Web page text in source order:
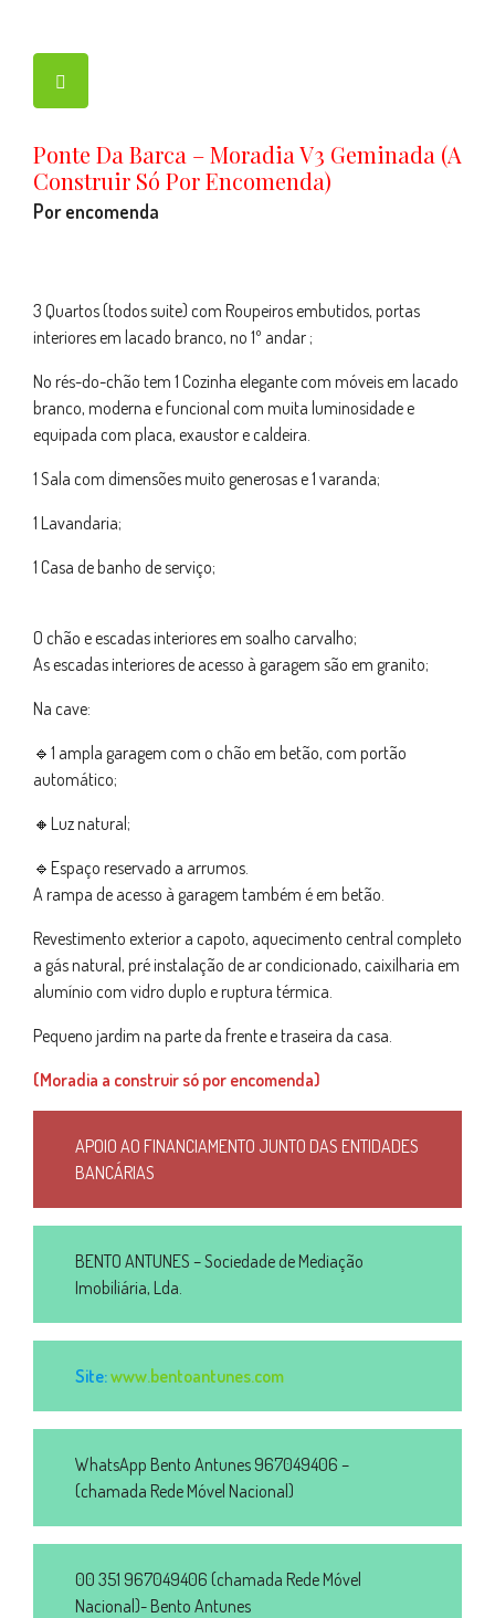
Ponte Da Barca – Moradia V3 Geminada (a
Construir Só Por Encomenda)
Por encomenda
Descrição
3 Quartos (todos suite) com Roupeiros embutidos, portas
interiores em lacado branco, no 1º andar ;
No rés-do-chão tem 1 Cozinha elegante com móveis em lacado
branco, moderna e funcional com muita luminosidade e
equipada com placa, exaustor e caldeira.
1 Sala com dimensões muito generosas e 1 varanda;
1 Lavandaria;
1 Casa de banho de serviço;
O chão e escadas interiores em soalho carvalho;
As escadas interiores de acesso à garagem são em granito;
Na cave:
🔹1 ampla garagem com o chão em betão, com portão
automático;
🔸Luz natural;
🔹Espaço reservado a arrumos.
A rampa de acesso à garagem também é em betão.
Revestimento exterior a capoto, aquecimento central completo
a gás natural, pré instalação de ar condicionado, caixilharia em
alumínio com vidro duplo e ruptura térmica.
Pequeno jardim na parte da frente e traseira da casa.
(Moradia a construir só por encomenda)
APOIO AO FINANCIAMENTO JUNTO DAS ENTIDADES
BANCÁRIAS
BENTO ANTUNES – Sociedade de Mediação
Imobiliária, Lda.
Site:www.bentoantunes.com
WhatsApp Bento Antunes 967049406 –
(chamada Rede Móvel Nacional)
00 351 967049406 (chamada Rede Móvel
Nacional)- Bento Antunes